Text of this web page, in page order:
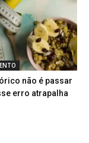
não é passar
erro atrapalha